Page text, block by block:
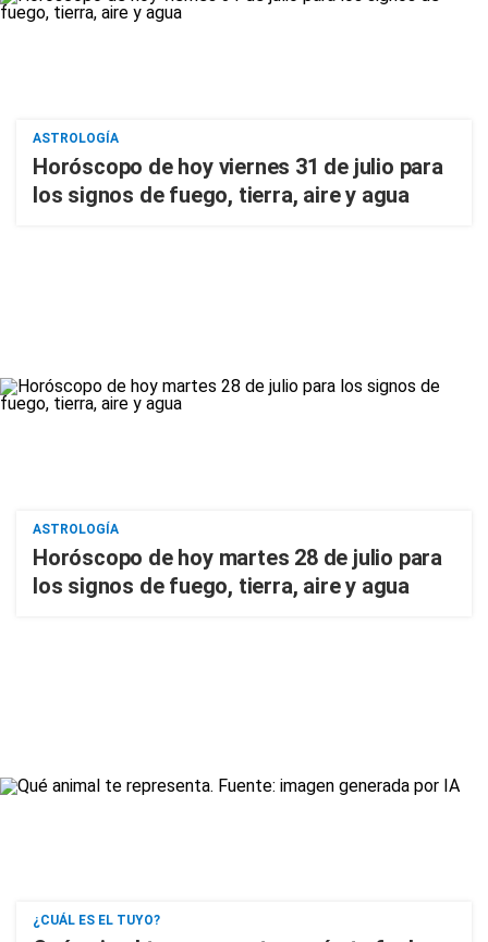
ASTROLOGÍA
Horóscopo de hoy viernes 31 de julio para
los signos de fuego, tierra, aire y agua
ASTROLOGÍA
Horóscopo de hoy martes 28 de julio para
los signos de fuego, tierra, aire y agua
¿CUÁL ES EL TUYO?